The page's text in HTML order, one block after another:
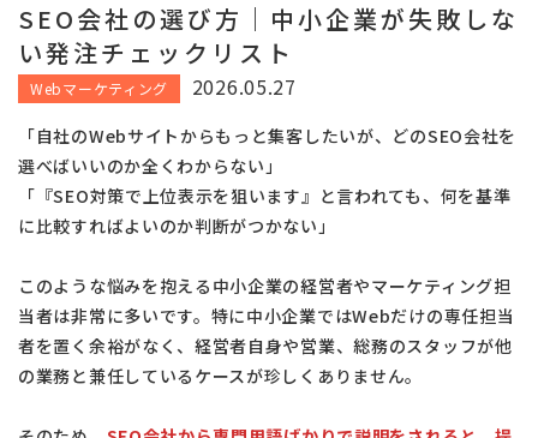
SEO会社の選び方｜中小企業が失敗しな
い発注チェックリスト
Webマーケティング 2026.05.27
「自社のWebサイトからもっと集客したいが、どのSEO会社を
選べばいいのか全くわからない」
「『SEO対策で上位表示を狙います』と言われても、何を基準
に比較すればよいのか判断がつかない」
このような悩みを抱える中小企業の経営者やマーケティング担
当者は非常に多いです。特に中小企業ではWebだけの専任担当
者を置く余裕がなく、経営者自身や営業、総務のスタッフが他
の業務と兼任しているケースが珍しくありません。